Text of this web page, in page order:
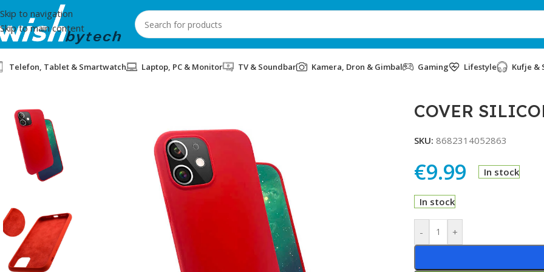
Skip to navigation
Skip to main content
Telefon, Tablet & Smartwatch Laptop, PC & Monitor TV & Soundbar Kamera, Dron & Gimbal Gaming Lifestyle Kufje &
COVER
SKU: 8682314052863
€9.99 In stock
In stock
- +
Alternative: